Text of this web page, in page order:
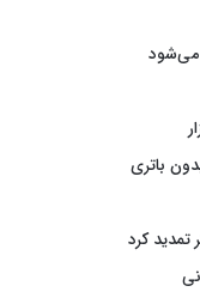
می‌شود
باتری